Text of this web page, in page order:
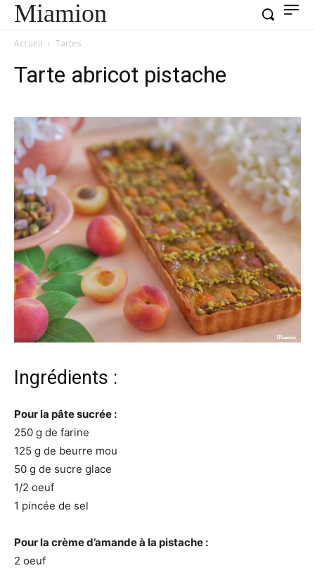
Miamion
Accueil Tartes
Tarte abricot pistache
Ingrédients :
Pour la pâte sucrée :
250 g de farine
125 g de beurre mou
50 g de sucre glace
1/2 oeuf
1 pincée de sel
Pour la crème d’amande à la pistache :
2 oeuf